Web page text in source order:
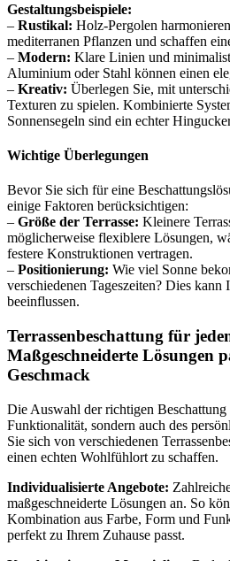
Gestaltungsbeispiele:
– Rustikal: Holz-Pergolen
mediterranen Pflanzen und schaffen
– Modern: Klare Linien und
Aluminium oder Stahl können einen
– Kreativ: Überlegen Sie, mit
Texturen zu spielen. Kombinierte
Sonnensegeln sind ein echter
Wichtige Überlegungen
Bevor Sie sich für eine
einige Faktoren berücksichtigen:
– Größe der Terrasse: Kleinere
möglicherweise flexiblere Lösungen,
festere Konstruktionen vertragen.
– Positionierung: Wie viel Sonne
verschiedenen Tageszeiten? Dies kann
beeinflussen.
Terrassenbeschattung für
Maßgeschneiderte Lösungen
Geschmack
Die Auswahl der richtigen
Funktionalität, sondern auch des
Sie sich von verschiedenen
einen echten Wohlfühlort zu schaffen.
Individualisierte Angebote:
maßgeschneiderte Lösungen an. So
Kombination aus Farbe, Form und
perfekt zu Ihrem Zuhause passt.